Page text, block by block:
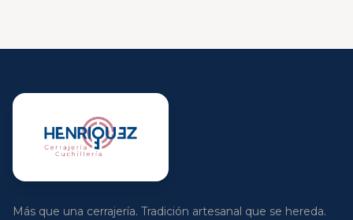
Más que una cerrajería. Tradición artesanal que se hereda.